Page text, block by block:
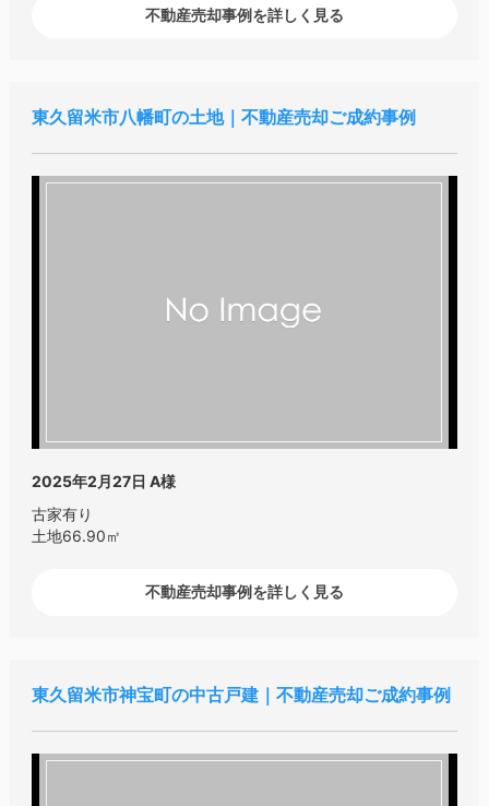
不動産売却事例を詳しく見る
東久留米市八幡町の土地｜不動産売却ご成約事例
2025年2月27日 A様
古家有り
土地66.90㎡
不動産売却事例を詳しく見る
東久留米市神宝町の中古戸建｜不動産売却ご成約事例